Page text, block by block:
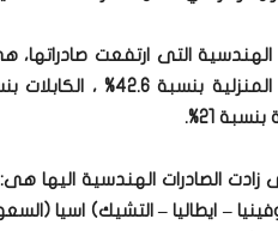
21%.
زادت الصادرات الهندسية اليها
– ايطاليا – التشيك) اسيا